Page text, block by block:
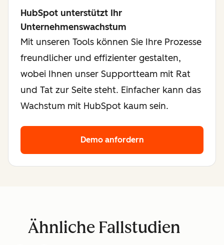
HubSpot unterstützt Ihr
Unternehmenswachstum
Mit unseren Tools können Sie Ihre Prozesse
freundlicher und effizienter gestalten,
wobei Ihnen unser Supportteam mit Rat
und Tat zur Seite steht. Einfacher kann das
Wachstum mit HubSpot kaum sein.
Demo anfordern
Ähnliche Fallstudien